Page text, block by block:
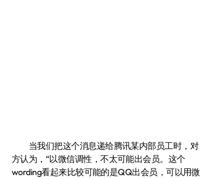
当我们把这个消息递给腾讯某内部员工时，对
方认为，“以微信调性，不太可能出会员。这个
wording看起来比较可能的是QQ出会员，可以用微